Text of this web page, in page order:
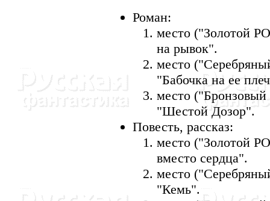
Роман:
место ("Золотой
на рывок".
место
"Бабочка на ее
место
"Шестой Дозор".
Повесть, рассказ:
место ("Золотой
вместо сердца".
место
"Кемь".